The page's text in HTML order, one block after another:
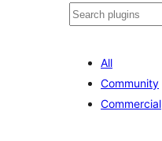
Որոնել
All
Community
Commercial